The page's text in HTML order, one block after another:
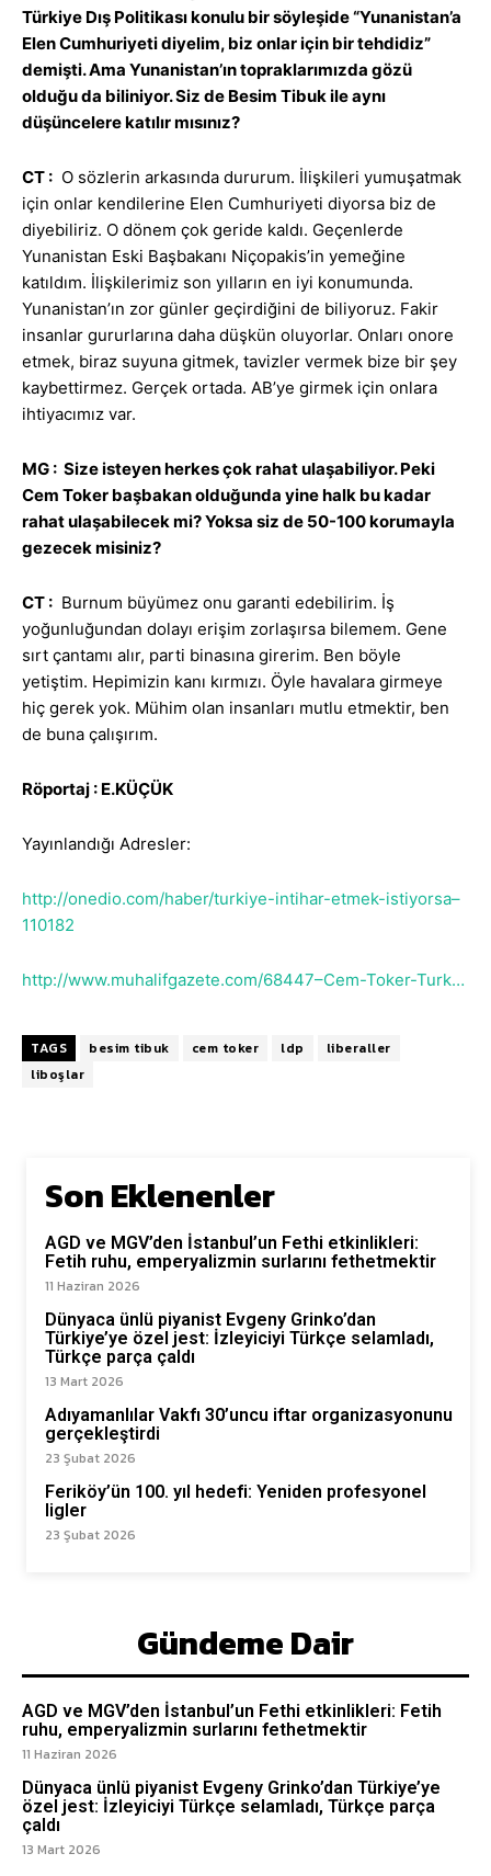
Türkiye Dış Politikası konulu bir söyleşide “Yunanistan’a
Elen Cumhuriyeti diyelim, biz onlar için bir tehdidiz”
demişti. Ama Yunanistan’ın topraklarımızda gözü
olduğu da biliniyor. Siz de Besim Tibuk ile aynı
düşüncelere katılır mısınız?
CT : O sözlerin arkasında dururum. İlişkileri yumuşatmak
için onlar kendilerine Elen Cumhuriyeti diyorsa biz de
diyebiliriz. O dönem çok geride kaldı. Geçenlerde
Yunanistan Eski Başbakanı Niçopakis’in yemeğine
katıldım. İlişkilerimiz son yılların en iyi konumunda.
Yunanistan’ın zor günler geçirdiğini de biliyoruz. Fakir
insanlar gururlarına daha düşkün oluyorlar. Onları onore
etmek, biraz suyuna gitmek, tavizler vermek bize bir şey
kaybettirmez. Gerçek ortada. AB’ye girmek için onlara
ihtiyacımız var.
MG : Size isteyen herkes çok rahat ulaşabiliyor. Peki
Cem Toker başbakan olduğunda yine halk bu kadar
rahat ulaşabilecek mi? Yoksa siz de 50-100 korumayla
gezecek misiniz?
CT : Burnum büyümez onu garanti edebilirim. İş
yoğunluğundan dolayı erişim zorlaşırsa bilemem. Gene
sırt çantamı alır, parti binasına girerim. Ben böyle
yetiştim. Hepimizin kanı kırmızı. Öyle havalara girmeye
hiç gerek yok. Mühim olan insanları mutlu etmektir, ben
de buna çalışırım.
Röportaj : E.KÜÇÜK
Yayınlandığı Adresler:
http://onedio.com/haber/turkiye-intihar-etmek-istiyorsa–
110182
http://www.muhalifgazete.com/68447–Cem-Toker-Turk…
TAGS besim tibuk cem toker ldp
liberaller
liboşlar
Son Eklenenler
AGD ve MGV’den İstanbul’un Fethi etkinlikleri:
Fetih ruhu, emperyalizmin surlarını fethetmektir
11 Haziran 2026
Dünyaca ünlü piyanist Evgeny Grinko’dan
Türkiye’ye özel jest: İzleyiciyi Türkçe selamladı,
Türkçe parça çaldı
13 Mart 2026
Adıyamanlılar Vakfı 30’uncu iftar organizasyonunu
gerçekleştirdi
23 Şubat 2026
Feriköy’ün 100. yıl hedefi: Yeniden profesyonel
ligler
23 Şubat 2026
Gündeme Dair
AGD ve MGV’den İstanbul’un Fethi etkinlikleri: Fetih
ruhu, emperyalizmin surlarını fethetmektir
11 Haziran 2026
Dünyaca ünlü piyanist Evgeny Grinko’dan Türkiye’ye
özel jest: İzleyiciyi Türkçe selamladı, Türkçe parça
çaldı
13 Mart 2026